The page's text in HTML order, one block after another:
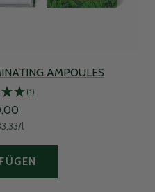
AMPOULES
(1)
/l